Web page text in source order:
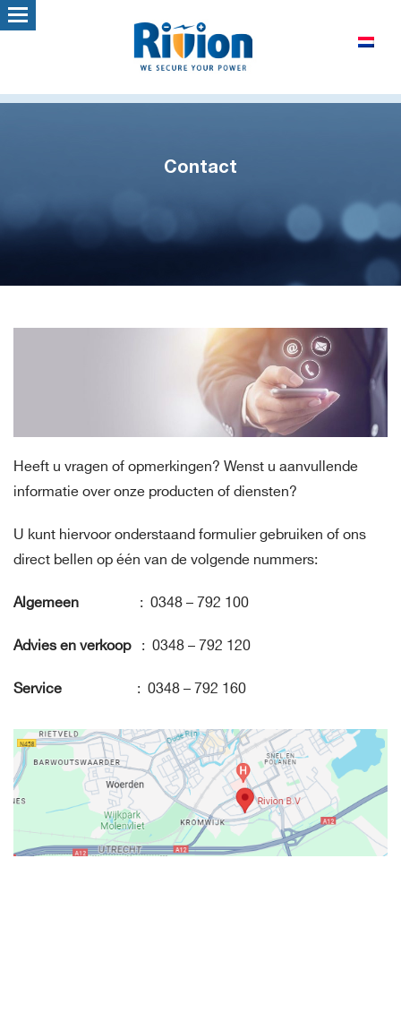
Contact
Heeft u vragen of opmerkingen? Wenst u aanvullende
informatie over onze producten of diensten?
U kunt hiervoor onderstaand formulier gebruiken of ons
direct bellen op één van de volgende nummers:
Algemeen : 0348 – 792 100
Advies en verkoop: 0348 – 792 120
Service : 0348 – 792 160